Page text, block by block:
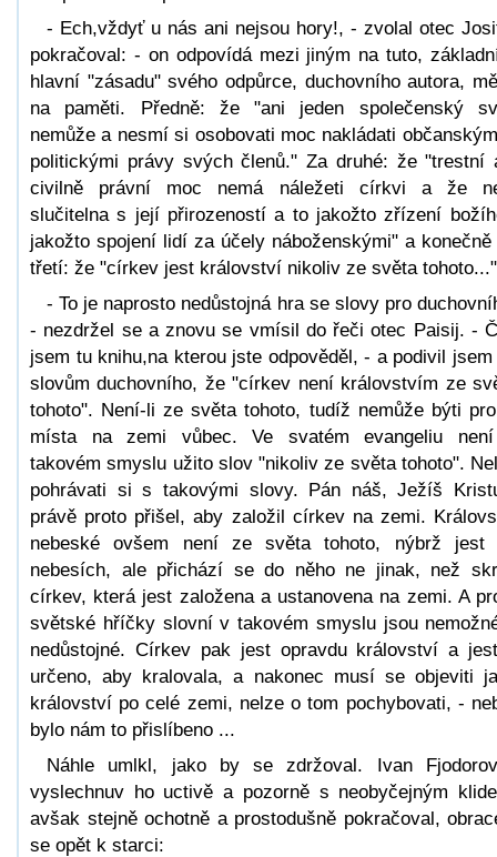
- Ech,vždyť u nás ani nejsou hory!, - zvolal otec
pokračoval: - on odpovídá mezi jiným na tuto,
hlavní "zásadu" svého odpůrce, duchovního autora,
na paměti. Předně: že "ani jeden společenský
nemůže a nesmí si osobovati moc nakládati
politickými právy svých členů." Za druhé: že "trestní
civilně právní moc nemá náležeti církvi a že
slučitelna s její přirozeností a to jakožto zřízení
jakožto spojení lidí za účely náboženskými" a konečně
třetí: že "církev jest království nikoliv ze světa tohoto..."
- To je naprosto nedůstojná hra se slovy pro
- nezdržel se a znovu se vmísil do řeči otec Paisij. -
jsem tu knihu,na kterou jste odpověděl, - a podivil jsem
slovům duchovního, že "církev není královstvím ze
tohoto". Není-li ze světa tohoto, tudíž nemůže býti
místa na zemi vůbec. Ve svatém evangeliu
takovém smyslu užito slov "nikoliv ze světa tohoto".
pohrávati si s takovými slovy. Pán náš, Ježíš
právě proto přišel, aby založil církev na zemi.
nebeské ovšem není ze světa tohoto, nýbrž jest
nebesích, ale přichází se do něho ne jinak, než
církev, která jest založena a ustanovena na zemi. A
světské hříčky slovní v takovém smyslu jsou
nedůstojné. Církev pak jest opravdu království a
určeno, aby kralovala, a nakonec musí se objeviti
království po celé zemi, nelze o tom pochybovati, -
bylo nám to přislíbeno ...
Náhle umlkl, jako by se zdržoval. Ivan
vyslechnuv ho uctivě a pozorně s neobyčejným
avšak stejně ochotně a prostodušně pokračoval,
se opět k starci: